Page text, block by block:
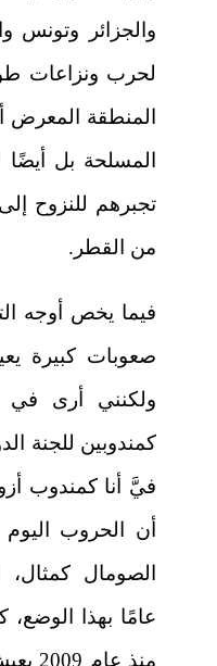
والجزائر وتونس
لحرب ونزاعات
المنطقة المعرض
المسلحة بل أيضًا
تجبرهم للنزوح
من القطر.
فيما يخص أوجه
صعوبات كبيرة
ولكنني أرى في
كمندوبين للجنة
فيَّ أنا كمندوب أزور
أن الحروب اليوم
عامًا بهذا
منذ